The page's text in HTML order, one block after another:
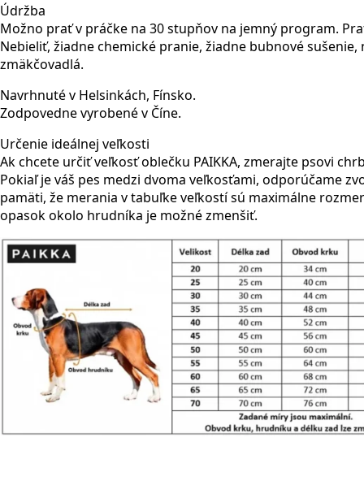
Údržba
Možno prať v práčke na 30 stupňov na jemný program.
Nebieliť, žiadne chemické pranie, žiadne bubnové
zmäkčovadlá.
Navrhnuté v Helsinkách, Fínsko.
Zodpovedne vyrobené v Číne.
Určenie ideálnej veľkosti
Ak chcete určiť veľkosť oblečku PAIKKA, zmerajte psovi
Pokiaľ je váš pes medzi dvoma veľkosťami, odporúčame
pamäti, že merania v tabuľke veľkostí sú maximálne
opasok okolo hrudníka je možné zmenšiť.